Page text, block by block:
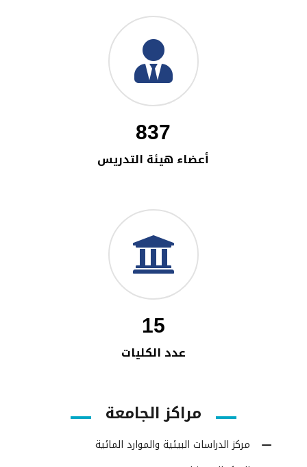
837
أعضاء هيئة التدريس
15
عدد الكليات
مراكز الجامعة
مركز الدراسات البيئية والموارد المائية